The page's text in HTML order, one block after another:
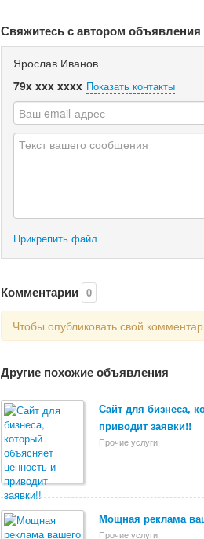
Свяжитесь с автором объявления
Ярослав Иванов
79x xxx xxxx Показать контакты
Прикрепить файл
Комментарии 0
Чтобы опубликовать свой
Другие похожие объявления
Сайт для бизнеса,
приводит заявки!!
Прочие услуги
Мощная реклама
Прочие услуги